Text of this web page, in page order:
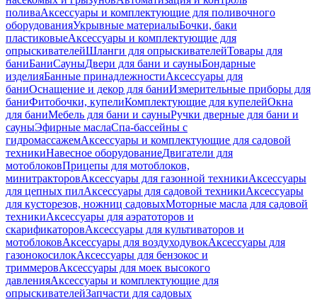
поливаАксессуары и комплектующие для поливочного
оборудованияУкрывные материалыБочки, баки
пластиковыеАксессуары и комплектующие для
опрыскивателейШланги для опрыскивателейТовары для
баниБаниСауныДвери для бани и сауныБондарные
изделияБанные принадлежностиАксессуары для
баниОснащение и декор для баниИзмерительные приборы для
баниФитобочки, купелиКомплектующие для купелейОкна
для баниМебель для бани и сауныРучки дверные для бани и
сауныЭфирные маслаСпа-бассейны с
гидромассажемАксессуары и комплектующие для садовой
техникиНавесное оборудованиеДвигатели для
мотоблоковПрицепы для мотоблоков,
минитракторовАксессуары для газонной техникиАксессуары
для цепных пилАксессуары для садовой техникиАксессуары
для кусторезов, ножниц садовыхМоторные масла для садовой
техникиАксессуары для аэратоторов и
скарификаторовАксессуары для культиваторов и
мотоблоковАксессуары для воздуходувокАксессуары для
газонокосилокАксессуары для бензокос и
триммеровАксессуары для моек высокого
давленияАксессуары и комплектующие для
опрыскивателейЗапчасти для садовых